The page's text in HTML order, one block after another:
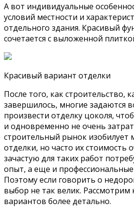
А вот индивидуальные
условий местности и
отдельного здания. Красивый
сочетается с выложенной
Красивый вариант отделки
После того, как строительство,
завершилось, многие задаются
произвести отделку цоколя,
и одновременно не очень
строительный рынок изобилует
отделки, но часто их стоимость
зачастую для таких работ
опыт, а еще и
Поэтому если говорить о
выбор не так велик. Рассмотрим
вариантов более детально.